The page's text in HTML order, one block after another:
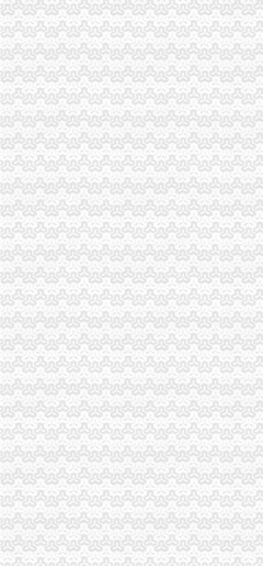
出口货物流程法规-110网
出口货物流程法规-110网
货物出口退运流程